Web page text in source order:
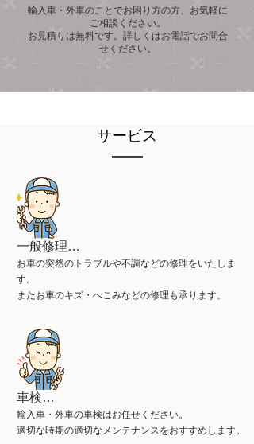
輸入車・外車のことでお困り方の方、お気軽に
ご相談ください。
お見積りは無料です。詳しくはお電話でお問合
せください。
サービス
一般修理…
お車の突然のトラブルや不調などの修理をいたしま
す。
またお車のキズ・へこみなどの修理も承ります。
車検…
輸入車・外車の車検はお任せください。
​適切な時期の適切なメンテナンスをおすすめします。